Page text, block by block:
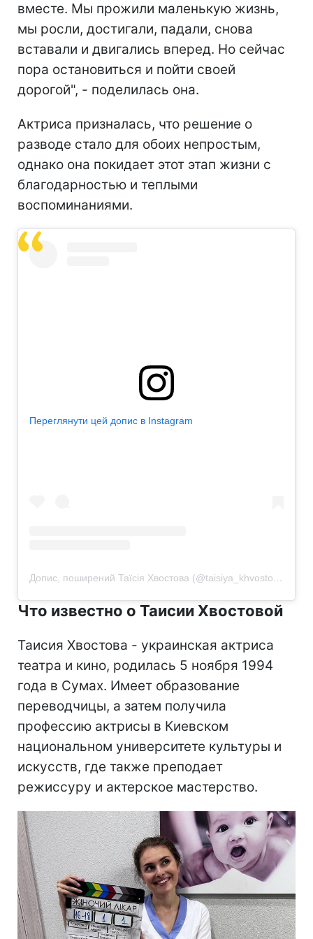
вместе. Мы прожили маленькую жизнь,
мы росли, достигали, падали, снова
вставали и двигались вперед. Но сейчас
пора остановиться и пойти своей
дорогой", - поделилась она.
Актриса призналась, что решение о
разводе стало для обоих непростым,
однако она покидает этот этап жизни с
благодарностью и теплыми
воспоминаниями.
Переглянути цей допис в Instagram
Допис, поширений Таїсія Хвостова (@taisiya_khvostova)
Что известно о Таисии Хвостовой
Таисия Хвостова - украинская актриса
театра и кино, родилась 5 ноября 1994
года в Сумах. Имеет образование
переводчицы, а затем получила
профессию актрисы в Киевском
национальном университете культуры и
искусств, где также преподает
режиссуру и актерское мастерство.